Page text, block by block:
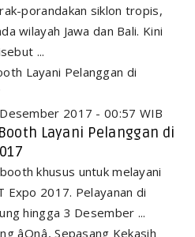
porandakan siklon tropis,
wilayah Jawa dan Bali. Kini
...
2017 - 00:57 WIB
Layani Pelanggan di
khusus untuk melayani
Expo 2017. Pelayanan di
hingga 3 Desember ...